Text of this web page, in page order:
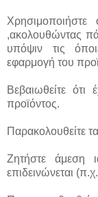
,ακολουθώντας
υπόψιν τις
εφαρμογή του
Βεβαιωθείτε
προϊόντος.
Παρακολουθείτε
Ζητήστε άμεση
επιδεινώνεται